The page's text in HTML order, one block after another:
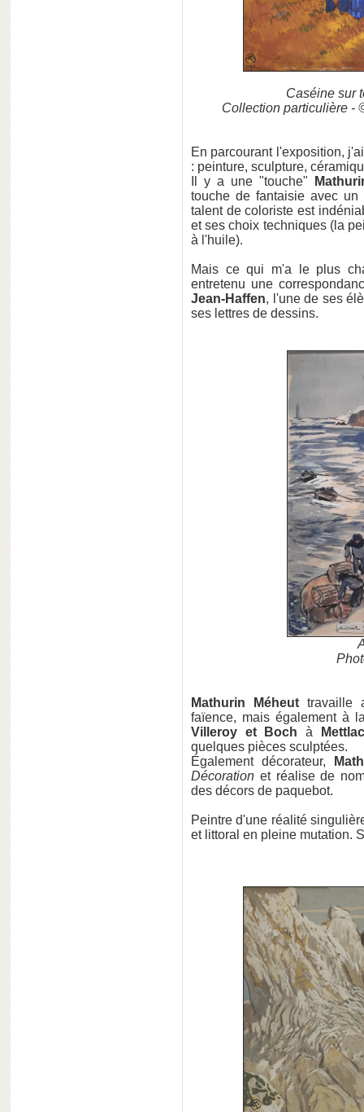
Caséine sur
Collection particulière -
En parcourant l'exposition,
: peinture, sculpture,
Il y a une "touche"
touche de fantaisie avec
talent de coloriste est
et ses choix techniques (la
à l'huile).
Mais ce qui m'a le plus
entretenu une
Jean-Haffen, l'une de ses
ses lettres de dessins.
Mathurin Méheut travaille
faïence, mais également à
Villeroy et Boch à
quelques pièces sculptées.
Également décorateur,
Décoration et réalise de
des décors de paquebot.
Peintre d'une réalité
et littoral en pleine mutation.